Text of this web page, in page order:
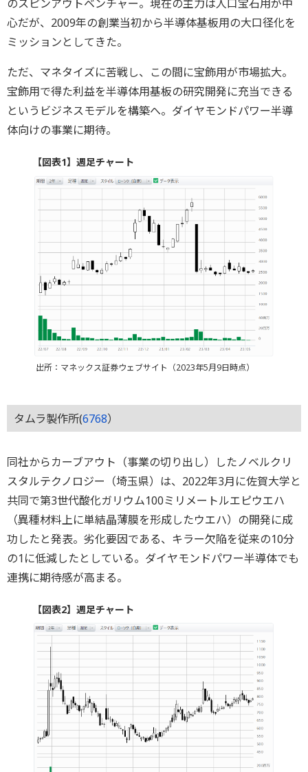
のスピンアウトベンチャー。現在の主力は人口宝石用が中
心だが、2009年の創業当初から半導体基板用の大口径化を
ミッションとしてきた。
ただ、マネタイズに苦戦し、この間に宝飾用が市場拡大。
宝飾用で得た利益を半導体用基板の研究開発に充当できる
というビジネスモデルを構築へ。ダイヤモンドパワー半導
体向けの事業に期待。
【図表1】週足チャート
出所：マネックス証券ウェブサイト（2023年5月9日時点）
タムラ製作所(6768）
同社からカーブアウト（事業の切り出し）したノベルクリ
スタルテクノロジー（埼玉県）は、2022年3月に佐賀大学と
共同で第3世代酸化ガリウム100ミリメートルエピウエハ
（異種材料上に単結晶薄膜を形成したウエハ）の開発に成
功したと発表。劣化要因である、キラー欠陥を従来の10分
の1に低減したとしている。ダイヤモンドパワー半導体でも
連携に期待感が高まる。
【図表2】週足チャート